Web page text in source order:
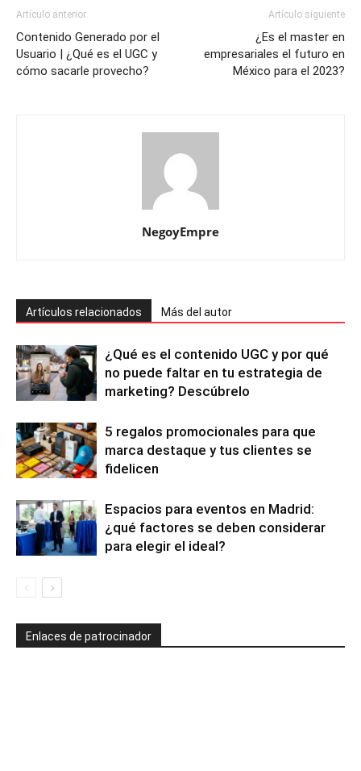
Artículo anterior
Contenido Generado por el
Usuario | ¿Qué es el UGC y
cómo sacarle provecho?
Artículo siguiente
¿Es el master en
empresariales el futuro en
México para el 2023?
NegoyEmpre
Artículos relacionados Más del autor
¿Qué es el contenido UGC y por qué
no puede faltar en tu estrategia de
marketing? Descúbrelo
5 regalos promocionales para que
marca destaque y tus clientes se
fidelicen
Espacios para eventos en Madrid:
¿qué factores se deben considerar
para elegir el ideal?
Enlaces de patrocinador